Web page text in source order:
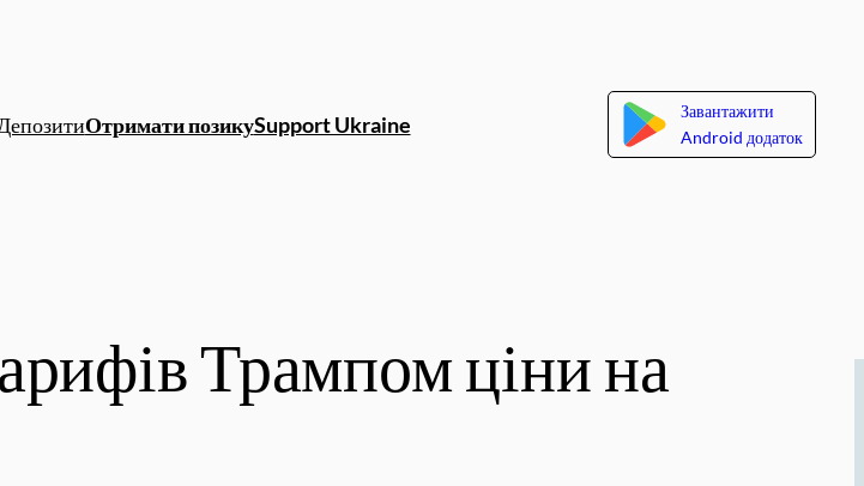
ДепозитиОтримати позикуSupport Ukraine
Завантажити
Android додаток
Трампом ціни на